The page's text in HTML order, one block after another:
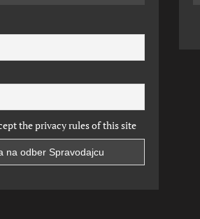
the privacy rules of this site